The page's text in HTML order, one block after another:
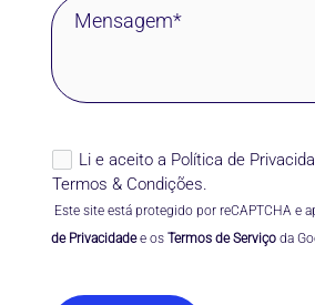
Li e aceito a Política de
Termos & Condições.
Este site está protegido por reCAPTCHA e
de Privacidade e os Termos de Serviço da